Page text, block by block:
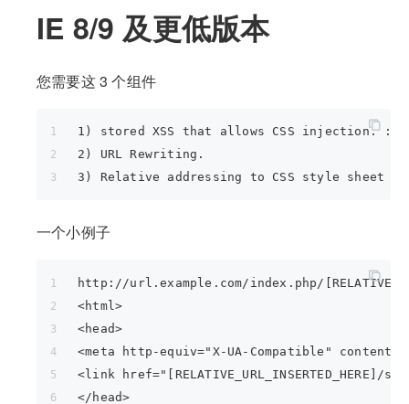
IE 8/9 及更低版本
您需要这 3 个组件
1) stored XSS that allows CSS injection. :
2) URL Rewriting.
3) Relative addressing to CSS style sheet
一个小例子
http://url.example.com/index.php/
<html>
<head>
<meta http-equiv="X-UA-Compatible"
<link
</head>